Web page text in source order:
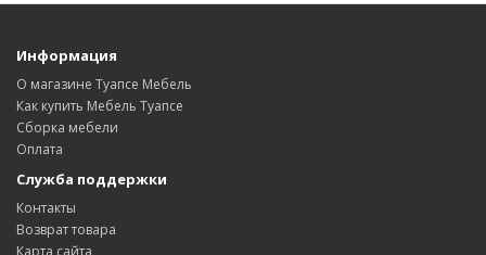
Информация
О магазине Туапсе Мебель
Как купить Мебель Туапсе
Сборка мебели
Оплата
Служба поддержки
Контакты
Возврат товара
Карта сайта